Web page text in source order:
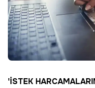
'İSTEK